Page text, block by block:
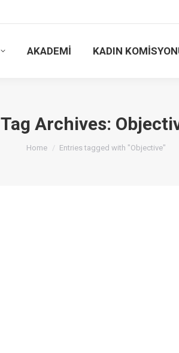
AKADEMİ KADIN
Tag Archives:
You are here:
Home Entries tagged with "Objective"